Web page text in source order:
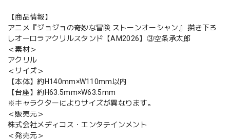
【商品情報】
アニメ『ジョジョの奇妙な冒険 ストーンオーシャン』 描き下ろ
しオーロラアクリルスタンド【AM2026】③空条承太郎
＜素材＞
アクリル
＜サイズ＞
【本体】約H140mm×W110mm以内
【台座】約H63.5mm×W63.5mm
※キャラクターによりサイズが異なります。
＜販売元＞
株式会社メディコス・エンタテインメント
＜発売元＞